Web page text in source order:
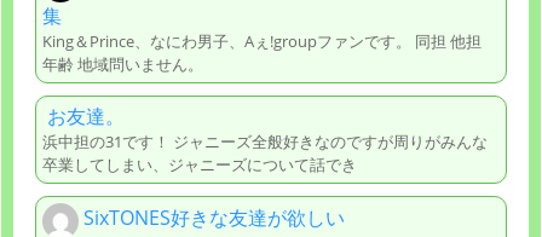
集
King＆Prince、なにわ男子、Aぇ!groupファンです。 同担 他担
年齢 地域問いません。
お友達。
浜中担の31です！ ジャニーズ全般好きなのですが周りがみんな
卒業してしまい、ジャニーズについて話でき
SixTONES好きな友達が欲しい